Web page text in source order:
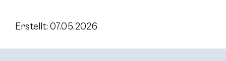
Erstellt: 07.05.2026